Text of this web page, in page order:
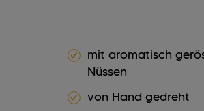
mit aromatisch
Nüssen
von Hand gedreht